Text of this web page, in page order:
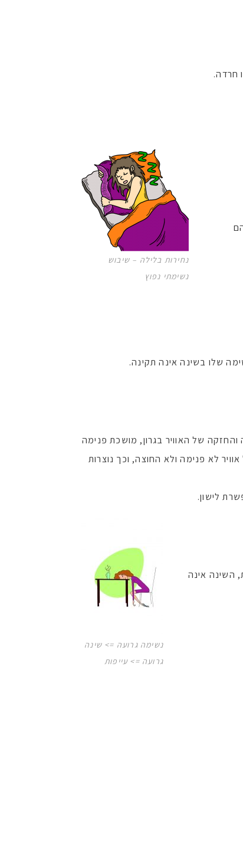
חרדה.
נחירות בלילה – שיבוש
נשימתי נפוץ
שלו בשינה אינה תקינה.
של האוויר בגרון, מושכת פנימה
לא פנימה ולא החוצה, וכך נוצרות
לישון.
נשימה גרועה => שינה
גרועה => עייפות
השינה אינה